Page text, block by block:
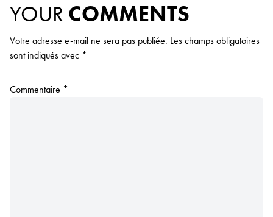
YOUR COMMENTS
Votre adresse e-mail ne sera pas publiée. Les champs obligatoires
sont indiqués avec *
Commentaire *